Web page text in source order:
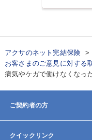
アクサのネット完結保険
お客さまのご意見に対する
病気やケガで働けなくなっ
ご契約者の方
クイックリンク